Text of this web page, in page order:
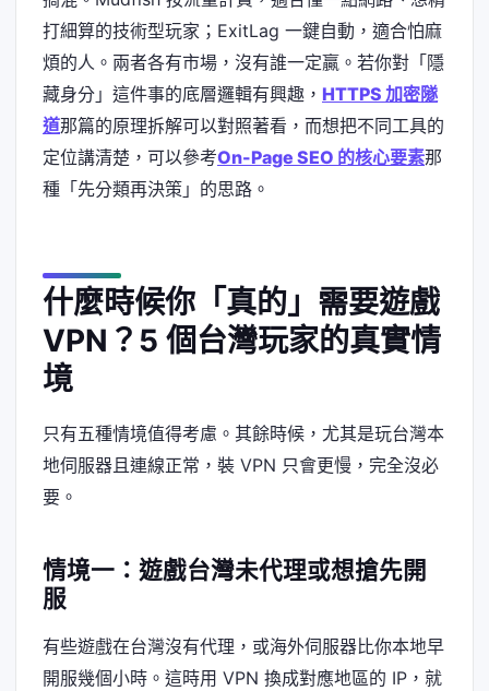
打細算的技術型玩家；ExitLag 一鍵自動，適合怕麻
煩的人。兩者各有市場，沒有誰一定贏。若你對「隱
藏身分」這件事的底層邏輯有興趣， HTTPS 加密隧
道那篇的原理拆解可以對照著看，而想把不同工具的
定位講清楚，可以參考On-Page SEO 的核心要素那
種「先分類再決策」的思路。
什麼時候你「真的」需要遊戲
VPN？5 個台灣玩家的真實情
境
只有五種情境值得考慮。其餘時候，尤其是玩台灣本
地伺服器且連線正常，裝 VPN 只會更慢，完全沒必
要。
情境一：遊戲台灣未代理或想搶先開
服
有些遊戲在台灣沒有代理，或海外伺服器比你本地早
開服幾個小時。這時用 VPN 換成對應地區的 IP，就